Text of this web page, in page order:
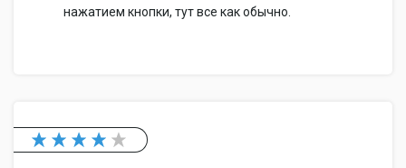
нажатием кнопки, тут все как обычно.